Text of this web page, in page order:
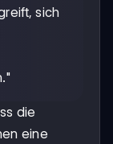
sich
die
eine